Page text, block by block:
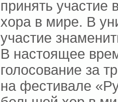
принять участие
хора в мире. В
участие
В настоящее
голосование за
на фестивале